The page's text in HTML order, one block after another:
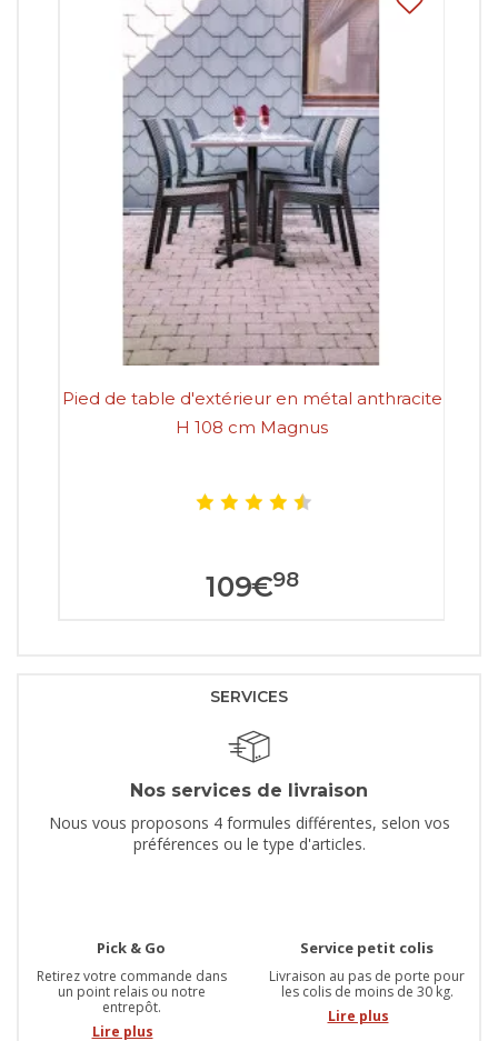
Pied de table d'extérieur en métal anthracite
H 108 cm Magnus
109€98
SERVICES
Nos services de livraison
Nous vous proposons 4 formules différentes, selon vos
préférences ou le type d'articles.
Pick & Go
Retirez votre commande dans
un point relais ou notre
entrepôt.
Lire plus
Service petit colis
Livraison au pas de porte pour
les colis de moins de 30 kg.
Lire plus